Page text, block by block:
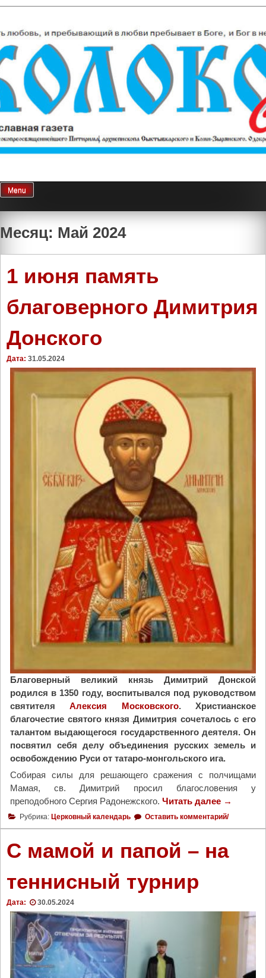
content
Колокол Севера
Menu
Месяц: Май 2024
1 июня память
благоверного Димитрия
Донского
Дата: 31.05.2024
Благоверный великий князь Димитрий Донской
родился в 1350 году, воспитывался под руководством
святителяАлексия Московского. Христианское
благочестие святого князя Димитрия сочеталось с его
талантом выдающегося государственного деятеля. Он
посвятил себя делу объединения русских земель и
освобождению Руси от татаро-монгольского ига.
Собирая силы для решающего сражения с полчищами
Мамая, св. Димитрий просил благословения у
преподобного Сергия Радонежского. Читать далее "
1
и
н
б
→
Рубрика: Церковный календарь Оставить комментарий/
С мамой и папой – на
теннисный турнир
Дата: 30.05.2024